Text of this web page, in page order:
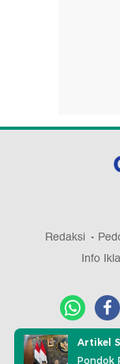
Redaksi
Info
Artikel
Pondok